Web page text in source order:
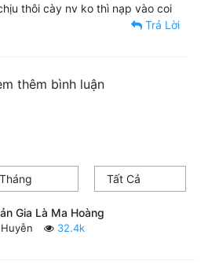
thôi cày nv ko thì nạp vào coi
Trả Lời
thêm bình luận
Tháng Tất Cả
Gia Là Ma Hoàng
32.4k